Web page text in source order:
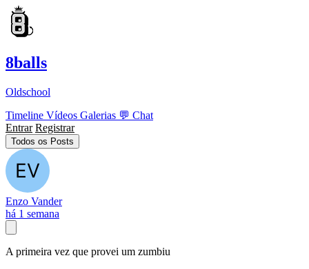
8balls
Oldschool
Timeline Vídeos Galerias 💬 Chat
Entrar Registrar
Todos os Posts
Enzo Vander
há 1 semana
A primeira vez que provei um zumbiu